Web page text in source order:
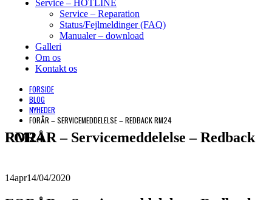
Service – HOTLINE
Service – Reparation
Status/Fejlmeldinger (FAQ)
Manualer – download
Galleri
Om os
Kontakt os
FORSIDE
BLOG
NYHEDER
FORÅR – SERVICEMEDDELELSE – REDBACK RM24
FORÅR – Servicemeddelelse – Redback RM24
14apr14/04/2020